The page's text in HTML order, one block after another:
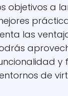
objetivos a
las
y
de